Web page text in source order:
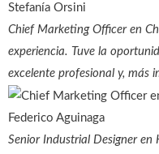
Stefanía Orsini
Chief Marketing Officer en
experiencia. Tuve la
excelente profesional y, más
Federico Aguinaga
Senior Industrial Designer